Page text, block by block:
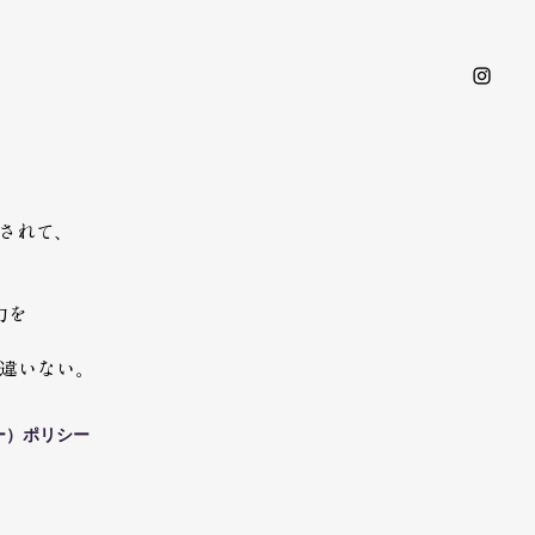
れて、
を
いない。
ポリシー